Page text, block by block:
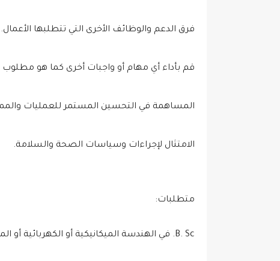
فرق الدعم والوظائف الأخرى التي تتطلبها الأعمال.
قم بأداء أي مهام أو واجبات أخرى كما هو
المساهمة في التحسين المستمر للعمليات
الامتثال لإجراءات وسياسات الصحة والسلامة.
متطلبات:
B. Sc. في الهندسة الميكانيكية أو الكهربائية أو الميكانيكية.